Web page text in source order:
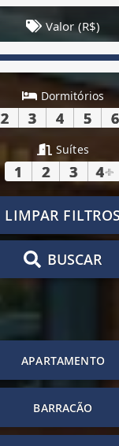
Valor (R$)
Dormitórios
2 3 4 5 6
Suítes
1 2 3 4+
LIMPAR
BUSCAR
APARTAMENTO
BARRACÃO